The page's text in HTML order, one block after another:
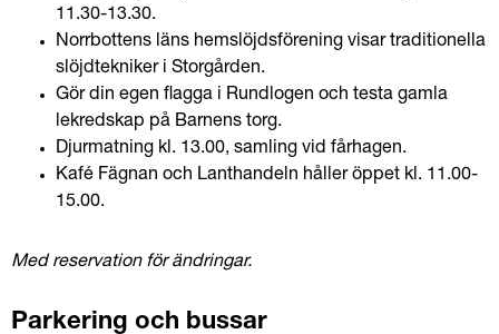
11.30-13.30.
Norrbottens läns hemslöjdsförening visar traditionella
slöjdtekniker i Storgården.
Gör din egen flagga i Rundlogen och testa gamla
lekredskap på Barnens torg.
Djurmatning kl. 13.00, samling vid fårhagen.
Kafé Fägnan och Lanthandeln håller öppet kl. 11.00-
15.00.
Med reservation för ändringar.
Parkering och bussar